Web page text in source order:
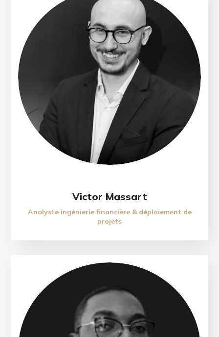
Victor Massart
Analyste ingénierie financière & déploiement de
projets